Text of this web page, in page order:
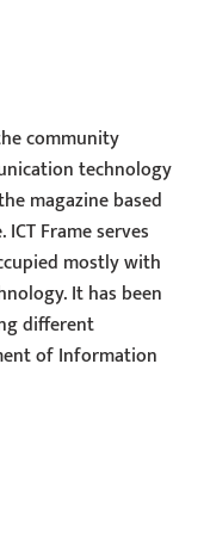
community
technology
magazine based
Frame serves
mostly with
It has been
different
of Information